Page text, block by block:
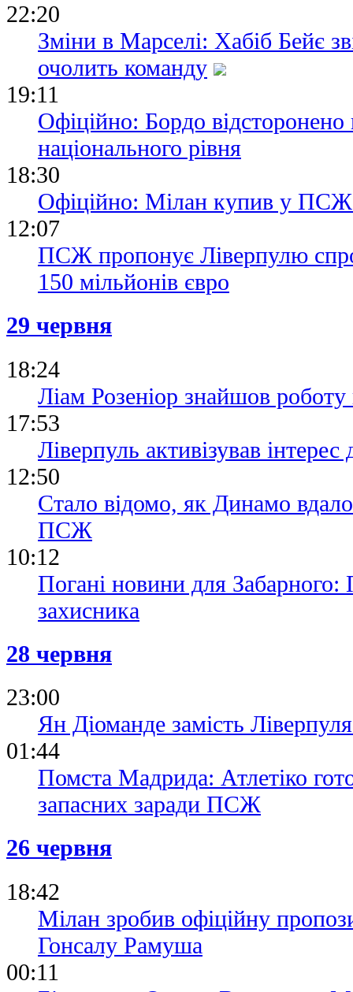
22:20
Зміни в Марселі: Хабіб Бейє
очолить команду
19:11
Офіційно: Бордо відсторонено
національного рівня
18:30
Офіційно: Мілан купив у
12:07
ПСЖ пропонує Ліверпулю
150 мільйонів євро
29 червня
18:24
Ліам Розеніор знайшов роботу
17:53
Ліверпуль активізував
12:50
Стало відомо, як Динамо
ПСЖ
10:12
Погані новини для
захисника
28 червня
23:00
Ян Діоманде замість
01:44
Помста Мадрида: Атлетіко
запасних заради ПСЖ
26 червня
18:42
Мілан зробив офіційну
Гонсалу Рамуша
00:11